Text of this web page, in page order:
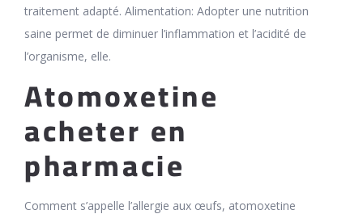
traitement adapté. Alimentation: Adopter une nutrition
saine permet de diminuer l’inflammation et l’acidité de
l’organisme, elle.
Atomoxetine
acheter en
pharmacie
Comment s’appelle l’allergie aux œufs, atomoxetine